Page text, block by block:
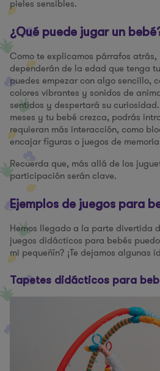
pieles sensibles.
¿Qué puede jugar un
Como te explicamos párrafos
dependerán de la edad que tenga
puedes empezar con algo sencillo,
colores vibrantes y sonidos de
sentidos y despertará su
meses y tu bebé crezca, podrás
requieran más interacción, como
encajar figuras o juegos de
Recuerda que, más allá de los
participación serán clave.
Ejemplos de juegos para
Hemos llegado a la parte divertida
juegos didácticos para bebés
mi pequeñín? ¡Te dejamos algunas
Tapetes didácticos para